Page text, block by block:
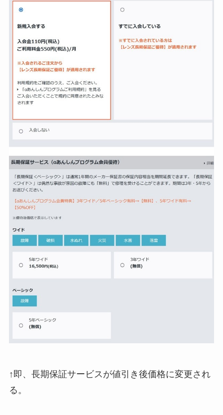
↑即、長期保証サービスが値引き後価格に変更され
る。